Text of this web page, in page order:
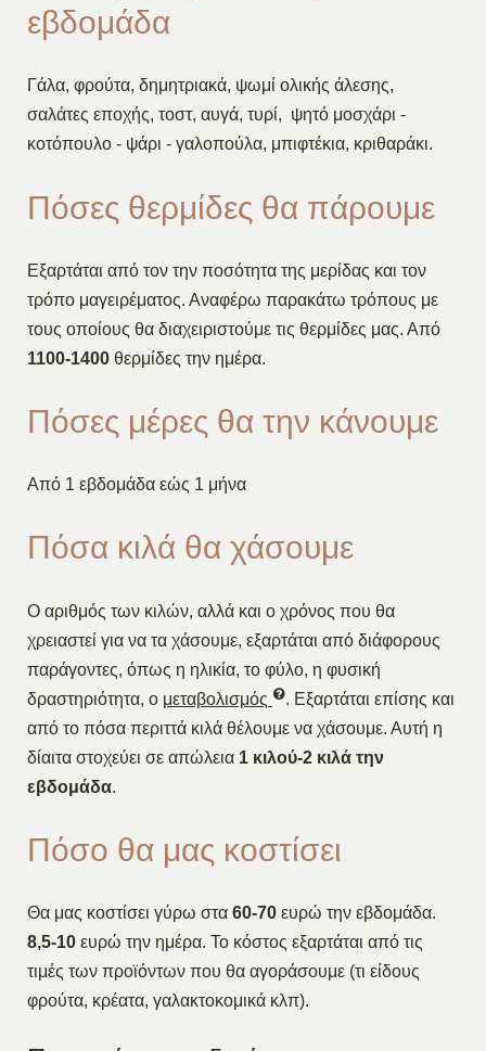
εβδομάδα
Γάλα, φρούτα, δημητριακά, ψωμί ολικής άλεσης,
σαλάτες εποχής, τοστ, αυγά, τυρί, ψητό μοσχάρι -
κοτόπουλο - ψάρι - γαλοπούλα, μπιφτέκια, κριθαράκι.
Πόσες θερμίδες θα πάρουμε
Εξαρτάται από τον την ποσότητα της μερίδας και τον
τρόπο μαγειρέματος. Αναφέρω παρακάτω τρόπους με
τους οποίους θα διαχειριστούμε τις θερμίδες μας. Από
1100-1400 θερμίδες την ημέρα.
Πόσες μέρες θα την κάνουμε
Από 1 εβδομάδα εώς 1 μήνα
Πόσα κιλά θα χάσουμε
Ο αριθμός των κιλών, αλλά και ο χρόνος που θα
χρειαστεί για να τα χάσουμε, εξαρτάται από διάφορους
παράγοντες, όπως η ηλικία, το φύλο, η φυσική
δραστηριότητα, ο μεταβολισμός
. Εξαρτάται επίσης και
από το πόσα περιττά κιλά θέλουμε να χάσουμε. Αυτή η
δίαιτα στοχεύει σε απώλεια 1 κιλού-2 κιλά την
εβδομάδα.
Πόσο θα μας κοστίσει
Θα μας κοστίσει γύρω στα 60-70ευρώ την εβδομάδα.
8,5-10ευρώ την ημέρα. Το κόστος εξαρτάται από τις
τιμές των προϊόντων που θα αγοράσουμε (τι είδους
φρούτα, κρέατα, γαλακτοκομικά κλπ).